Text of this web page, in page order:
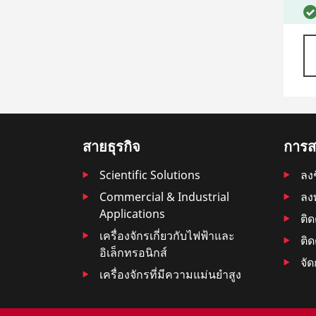
สายธุรกิจ
Scientific Solutions
Commercial & Industrial
Applications
เครื่องจักรเกี่ยวกับไฟฟ้าและ
อิเล็กทรอนิกส์
เครื่องจักรที่มีความแม่นยำสูง
การ
ล
ล
ติ
ติ
จั